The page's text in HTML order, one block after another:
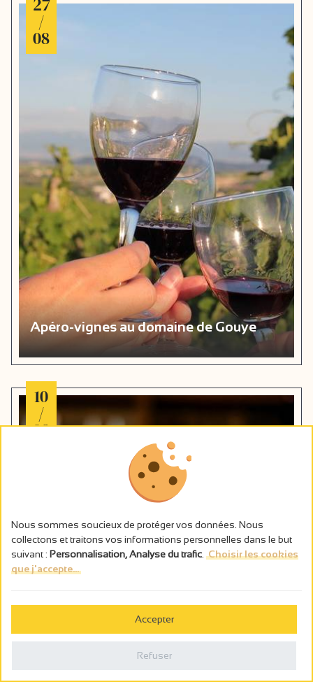
/
08
Apéro-vignes au domaine de Gouye
10
/
09
Nous sommes soucieux de protéger vos données. Nous
collectons et traitons vos informations personnelles dans le but
suivant : Personnalisation, Analyse du trafic Choisir les cookies
que j'accepte...
Accepter
Refuser